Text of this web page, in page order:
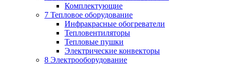
Комплектующие
7 Тепловое оборудование
Инфракрасные обогреватели
Тепловентиляторы
Тепловые пушки
Электрические конвекторы
8 Электрооборудование